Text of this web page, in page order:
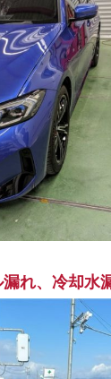
れ、冷却水